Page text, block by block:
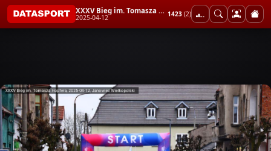
XXXV Bieg im. Tomasza Hopfera
2025-04-12 1423 (2)